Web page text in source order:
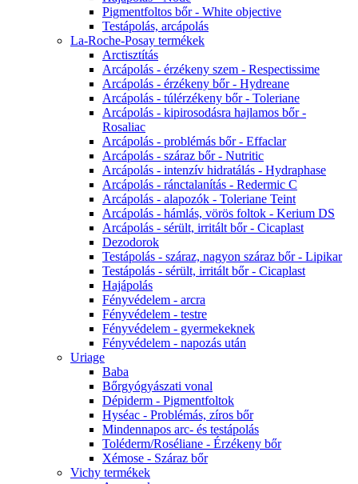
Pigmentfoltos bőr - White objective
Testápolás, arcápolás
La-Roche-Posay termékek
Arctisztítás
Arcápolás - érzékeny szem - Respectissime
Arcápolás - érzékeny bőr - Hydreane
Arcápolás - túlérzékeny bőr - Toleriane
Arcápolás - kipirosodásra hajlamos bőr -
Rosaliac
Arcápolás - problémás bőr - Effaclar
Arcápolás - száraz bőr - Nutritic
Arcápolás - intenzív hidratálás - Hydraphase
Arcápolás - ránctalanítás - Redermic C
Arcápolás - alapozók - Toleriane Teint
Arcápolás - hámlás, vörös foltok - Kerium DS
Arcápolás - sérült, irritált bőr - Cicaplast
Dezodorok
Testápolás - száraz, nagyon száraz bőr - Lipikar
Testápolás - sérült, irritált bőr - Cicaplast
Hajápolás
Fényvédelem - arcra
Fényvédelem - testre
Fényvédelem - gyermekeknek
Fényvédelem - napozás után
Uriage
Baba
Bőrgyógyászati vonal
Dépiderm - Pigmentfoltok
Hyséac - Problémás, zíros bőr
Mindennapos arc- és testápolás
Toléderm/Roséliane - Érzékeny bőr
Xémose - Száraz bőr
Vichy termékek